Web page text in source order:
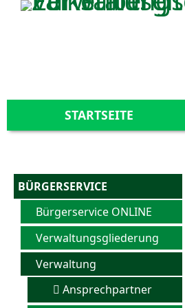
Zum Inhalt,zur Navigationoder
STARTSEITE
BÜRGERSERVICE
Bürgerservice ONLINE
Verwaltungsgliederung
Verwaltung
Ansprechpartner